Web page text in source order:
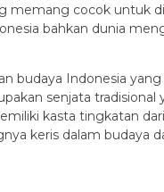
memang cocok untuk
bahkan dunia
budaya Indonesia
senjata
kasta tingkatan
keris dalam budaya